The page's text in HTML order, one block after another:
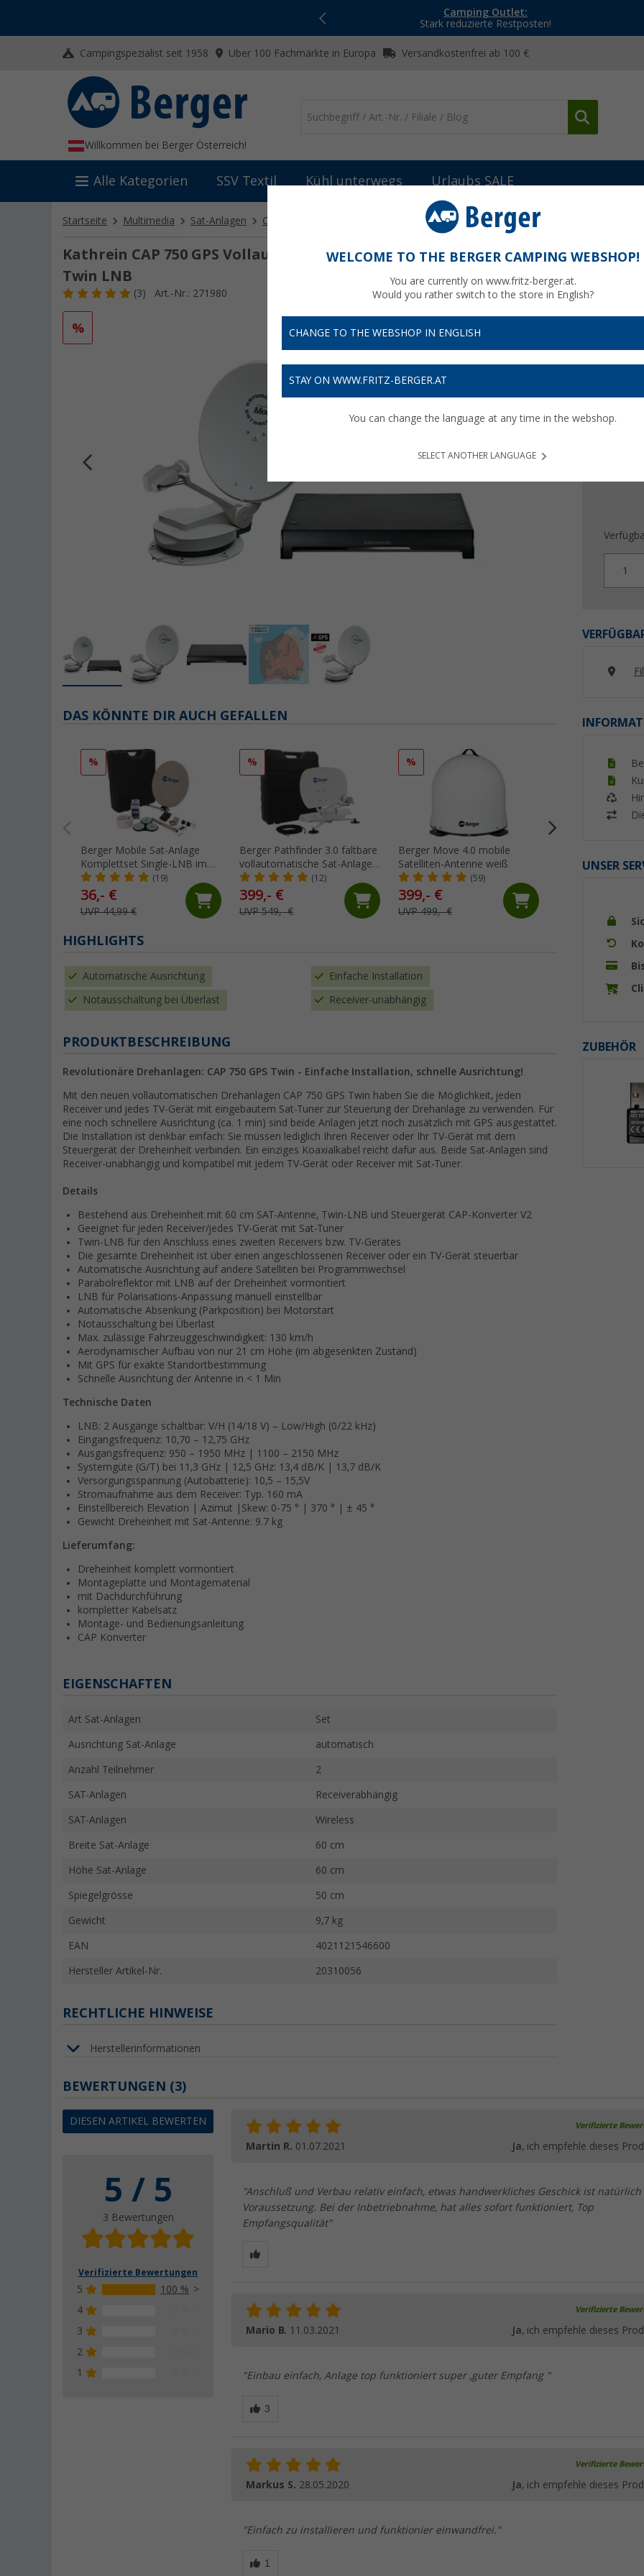
Camping Outlet:
Stark reduzierte Restposten!
Campingspezialist seit 1958 Über 100 Fachmärkte in Europa Versandkostenfrei ab 100 €
Willkommen bei Berger Österreich!
Alle Kategorien SSV Textil Kühl unterwegs Urlaubs SALE
Startseite Multimedia Sat-Anlagen Camping-Sat-Anlagen Kathrein CAP 750 GPS Vollautomatische Sat-Antenne
Kathrein CAP 750 GPS Vollautomatische Sat-Antenne mit GPS inkl. Steuergerät
Twin LNB
(3) Art.-Nr.: 271980
%
Preise
67,45€
1
UNSER
ZUBEHÖR
DAS KÖNNTE DIR AUCH GEFALLEN
%
Berger Mobile Sat-Anlage
Komplettset Single-LNB im
Campingkoffer (19)
36,- €
UVP 44,99 €
%
Berger Pathfinder 3.0 faltbare
vollautomatische Sat-Anlage
weiß
(12)
399,- €
UVP 549,- €
%
Berger Move 4.0 mobile
Satelliten-Antenne weiß
(59)
399,- €
UVP 499,- €
geeignet für Sat /
HIGHLIGHTS
Automatische Ausrichtung Einfache Installation
Notausschaltung bei Überlast Receiver-unabhängig
PRODUKTBESCHREIBUNG
Revolutionäre Drehanlagen: CAP 750 GPS Twin - Einfache Installation, schnelle Ausrichtung!
Mit den neuen vollautomatischen Drehanlagen CAP 750 GPS Twin haben Sie die Möglichkeit, jeden
Receiver und jedes TV-Gerät mit eingebautem Sat-Tuner zur Steuerung der Drehanlage zu verwenden. Für
eine noch schnellere Ausrichtung (ca. 1 min) sind beide Anlagen jetzt noch zusätzlich mit GPS ausgestattet.
Die Installation ist denkbar einfach: Sie müssen lediglich Ihren Receiver oder Ihr TV-Gerät mit dem
Steuergerät der Dreheinheit verbinden. Ein einziges Koaxialkabel reicht dafür aus. Beide Sat-Anlagen sind
Receiver-unabhängig und kompatibel mit jedem TV-Gerät oder Receiver mit Sat-Tuner.
Details
Bestehend aus Dreheinheit mit 60 cm SAT-Antenne, Twin-LNB und Steuergerät CAP-Konverter V2
Geeignet für jeden Receiver/jedes TV-Gerät mit Sat-Tuner
Twin-LNB für den Anschluss eines zweiten Receivers bzw. TV-Gerätes
Die gesamte Dreheinheit ist über einen angeschlossenen Receiver oder ein TV-Gerät steuerbar
Automatische Ausrichtung auf andere Satelliten bei Programmwechsel
Parabolreflektor mit LNB auf der Dreheinheit vormontiert
LNB für Polarisations-Anpassung manuell einstellbar
Automatische Absenkung (Parkposition) bei Motorstart
Notausschaltung bei Überlast
Max. zulässige Fahrzeuggeschwindigkeit: 130 km/h
Aerodynamischer Aufbau von nur 21 cm Höhe (im abgesenkten Zustand)
Mit GPS für exakte Standortbestimmung
Schnelle Ausrichtung der Antenne in < 1 Min
Technische Daten
LNB: 2 Ausgänge schaltbar: V/H (14/18 V) – Low/High (0/22 kHz)
Eingangsfrequenz: 10,70 – 12,75 GHz
Ausgangsfrequenz: 950 – 1950 MHz | 1100 – 2150 MHz
Systemgüte (G/T) bei 11,3 GHz | 12,5 GHz: 13,4 dB/K | 13,7 dB/K
Versorgungsspannung (Autobatterie): 10,5 – 15,5V
Stromaufnahme aus dem Receiver: Typ. 160 mA
Einstellbereich Elevation | Azimut |Skew: 0-75 ° | 370 ° | ± 45 °
Gewicht Dreheinheit mit Sat-Antenne: 9.7 kg
Lieferumfang:
Dreheinheit komplett vormontiert
Montageplatte und Montagematerial
mit Dachdurchführung
kompletter Kabelsatz
Montage- und Bedienungsanleitung
CAP Konverter
EIGENSCHAFTEN
Art Sat-Anlagen Set
Ausrichtung Sat-Anlage automatisch
Anzahl Teilnehmer 2
SAT-Anlagen Receiverabhängig
SAT-Anlagen Wireless
Breite Sat-Anlage 60 cm
Höhe Sat-Anlage 60 cm
Spiegelgrösse 50 cm
Gewicht 9,7 kg
EAN 4021121546600
Hersteller Artikel-Nr. 20310056
RECHTLICHE HINWEISE
Herstellerinformationen
BEWERTUNGEN (3)
DIESEN ARTIKEL BEWERTEN
5 / 5
3 Bewertungen
Verifizierte Bewertungen
5
100 %
4
3
2
1
Verifizierte
Martin R. 01.07.2021 Ja, ich empfehle dieses
"Anschluß und Verbau relativ einfach, etwas handwerkliches Geschick ist natürlich
Voraussetzung. Bei der Inbetriebnahme, hat alles sofort funktioniert, Top
Empfangsqualität"
Verifizierte
Mario B. 11.03.2021 Ja, ich empfehle dieses
"Einbau einfach, Anlage top funktioniert super ,guter Empfang "
Verifizierte
Markus S. 28.05.2020 Ja, ich empfehle dieses
"Einfach zu installieren und funktionier einwandfrei."
WELCOME TO THE BERGER CAMPING WEBSHOP!
You are currently on www.fritz-berger.at.
Would you rather switch to the store in English?
CHANGE TO THE WEBSHOP IN ENGLISH
STAY ON WWW.FRITZ-BERGER.AT
You can change the language at any time in the webshop.
SELECT ANOTHER LANGUAGE